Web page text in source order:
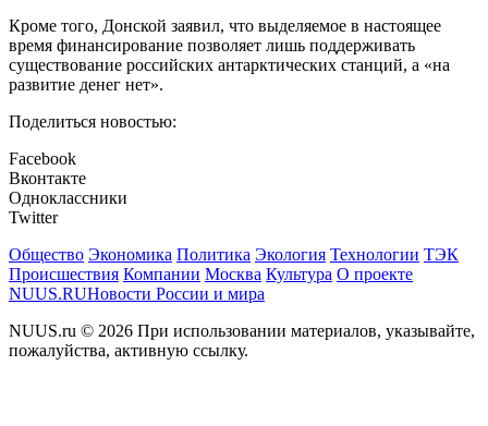
Кроме того, Донской заявил, что выделяемое в настоящее
время финансирование позволяет лишь поддерживать
существование российских антарктических станций, а «на
развитие денег нет».
Поделиться новостью:
Facebook
Вконтакте
Одноклассники
Twitter
Общество Экономика Политика Экология Технологии ТЭК
Происшествия Компании Москва Культура О проекте
NUUS.RUНовости России и мира
NUUS.ru © 2026 При использовании материалов, указывайте,
пожалуйства, активную ссылку.